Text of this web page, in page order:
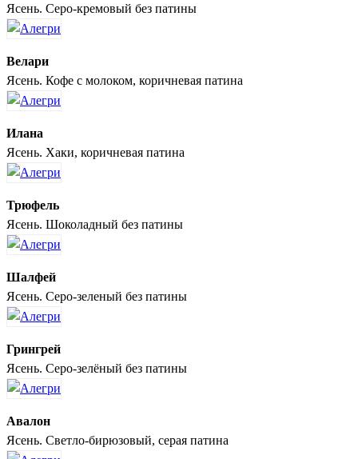
Ясень. Серо-кремовый без патины
Велари
Ясень. Кофе с молоком, коричневая патина
Илана
Ясень. Хаки, коричневая патина
Трюфель
Ясень. Шоколадный без патины
Шалфей
Ясень. Серо-зеленый без патины
Грингрей
Ясень. Серо-зелёный без патины
Авалон
Ясень. Светло-бирюзовый, серая патина